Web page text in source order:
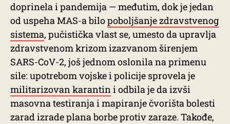
doprinela i pandemija — međutim, dok je jedan
od uspeha MAS-a bilopoboljšanje zdravstvenog
sistema, pučistička vlast se, umesto da upravlja
zdravstvenom krizom izazvanom širenjem
SARS-CoV-2, još jednom oslonila na primenu
sile: upotrebom vojske i policije sprovela je
militarizovan karantini odbila je da izvši
masovna testiranja i mapiranje čvorišta bolesti
zarad izrade plana borbe protiv zaraze. Takođe,